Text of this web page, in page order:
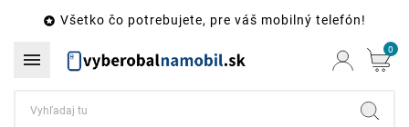
 Všetko čo potrebujete, pre váš mobilný telefón!
 0